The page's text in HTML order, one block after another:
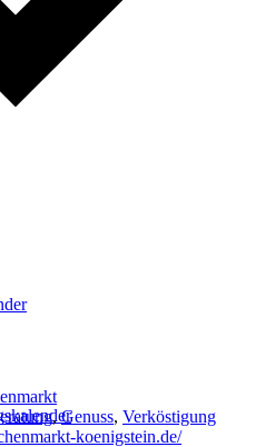
,Genuss, Verköstigung
koenigstein.de/